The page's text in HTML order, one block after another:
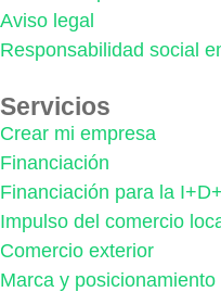
Aviso legal
Responsabilidad social
Servicios
Crear mi empresa
Financiación
Financiación para la
Impulso del comercio
Comercio exterior
Marca y posicionamiento